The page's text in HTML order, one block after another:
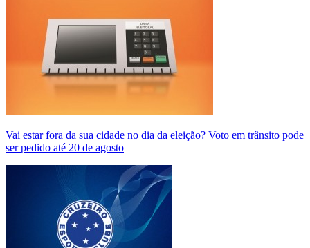
Vai estar fora da sua cidade no dia da eleição? Voto em trânsito pode
ser pedido até 20 de agosto